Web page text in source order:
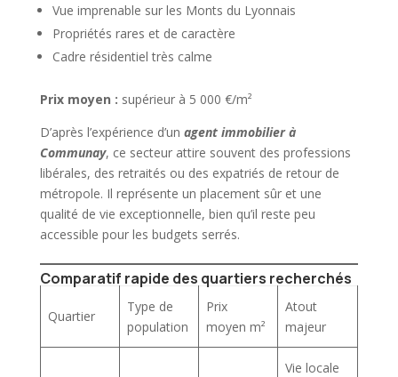
Vue imprenable sur les Monts du Lyonnais
Propriétés rares et de caractère
Cadre résidentiel très calme
Prix moyen : supérieur à 5 000 €/m²
D’après l’expérience d’un agent immobilier à
Communay, ce secteur attire souvent des professions
libérales, des retraités ou des expatriés de retour de
métropole. Il représente un placement sûr et une
qualité de vie exceptionnelle, bien qu’il reste peu
accessible pour les budgets serrés.
Comparatif rapide des quartiers recherchés
Quartier
Type de
population
Prix
moyen m²
Atout
majeur
Vie locale